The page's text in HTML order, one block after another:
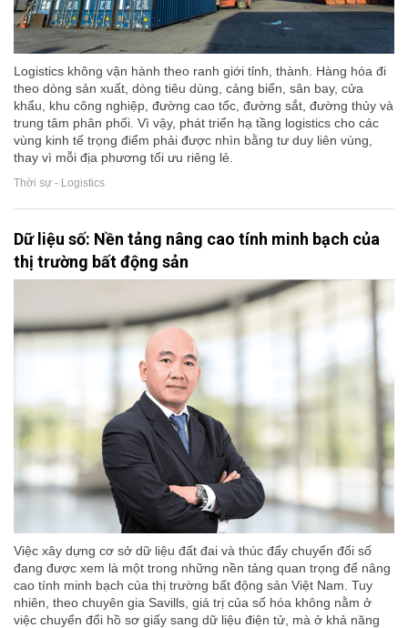
Logistics không vận hành theo ranh giới tỉnh, thành. Hàng hóa đi
theo dòng sản xuất, dòng tiêu dùng, cảng biển, sân bay, cửa
khẩu, khu công nghiệp, đường cao tốc, đường sắt, đường thủy và
trung tâm phân phối. Vì vậy, phát triển hạ tầng logistics cho các
vùng kinh tế trọng điểm phải được nhìn bằng tư duy liên vùng,
thay vì mỗi địa phương tối ưu riêng lẻ.
Thời sự - Logistics
Dữ liệu số: Nền tảng nâng cao tính minh bạch của
thị trường bất động sản
Việc xây dựng cơ sở dữ liệu đất đai và thúc đẩy chuyển đổi số
đang được xem là một trong những nền tảng quan trọng để nâng
cao tính minh bạch của thị trường bất động sản Việt Nam. Tuy
nhiên, theo chuyên gia Savills, giá trị của số hóa không nằm ở
việc chuyển đổi hồ sơ giấy sang dữ liệu điện tử, mà ở khả năng